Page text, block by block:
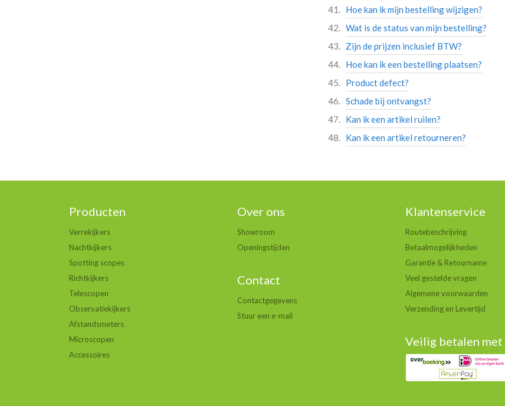
Hoe kan ik mijn bestelling wijzigen?
Wat is de status van mijn bestelling?
Zijn de prijzen inclusief BTW?
Hoe kan ik een bestelling plaatsen?
Product defect?
Schade bij ontvangst?
Kan ik een artikel ruilen?
Kan ik een artikel retourneren?
Producten
Verrekijkers
Nachtkijkers
Spotting scopes
Richtkijkers
Telescopen
Observatiekijkers
Afstandsmeters
Microscopen
Accessoires
Over ons
Showroom
Openingstijden
Contact
Contactgegevens
Stuur een e-mail
Klantenservice
Routebeschrijving
Betaalmogelijkheden
Garantie & Retourname
Veel gestelde vragen
Algemene voorwaarden
Verzending en Levertijd
Veilig betalen met